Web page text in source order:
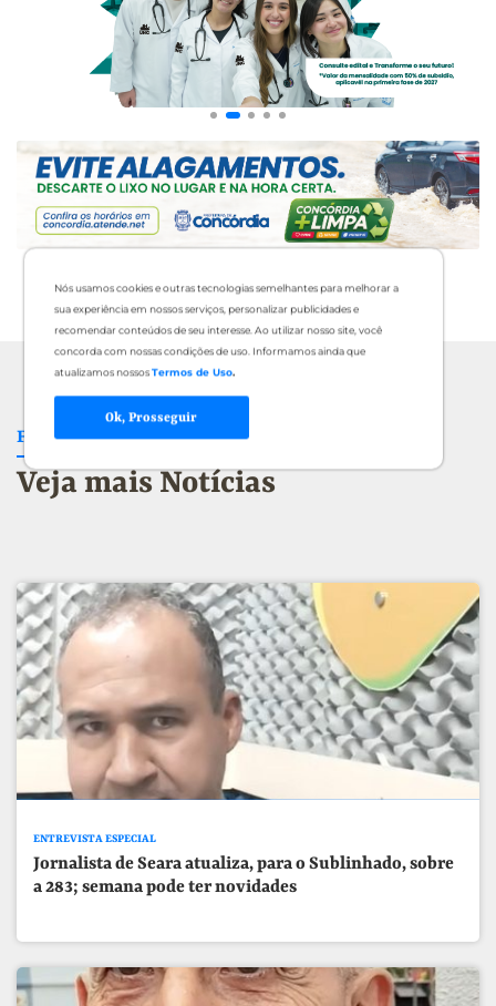
Nós usamos cookies e outras tecnologias semelhantes para melhorar a
sua experiência em nossos serviços, personalizar publicidades e
recomendar conteúdos de seu interesse. Ao utilizar nosso site, você
concorda com nossas condições de uso. Informamos ainda que
atualizamos nossosTermos de Uso.
Ok, Prosseguir
FIQUE INFORMADO
Veja mais Notícias
ENTREVISTA ESPECIAL
Jornalista de Seara atualiza, para o Sublinhado, sobre
a 283; semana pode ter novidades